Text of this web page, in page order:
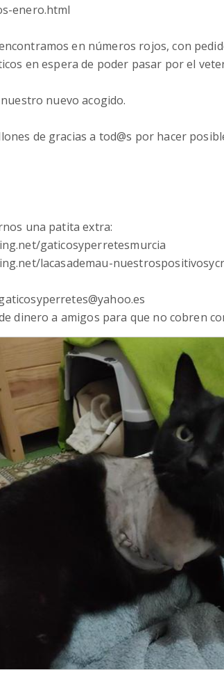
enero.html
en números rojos, con
en espera de poder pasar por el
nuevo acogido.
de gracias a tod@s por hacer
una patita extra:
gaticosyperretesmurcia
lacasademau-
dinero a amigos para que no cobren